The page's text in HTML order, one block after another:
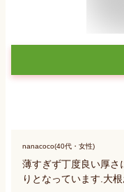
nanacoco(40代・女性)
薄すぎず丁度良い厚さ
りとなっています.大